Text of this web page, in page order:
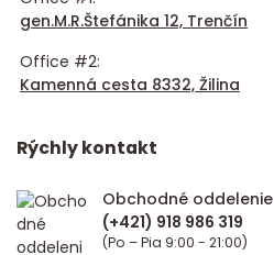
gen.M.R.Štefánika 12, Trenčín
Office #2:
Kamenná cesta 8332, Žilina
Rýchly kontakt
Obchodné oddelenie
(Po – Pia 9:00 - 21:00)